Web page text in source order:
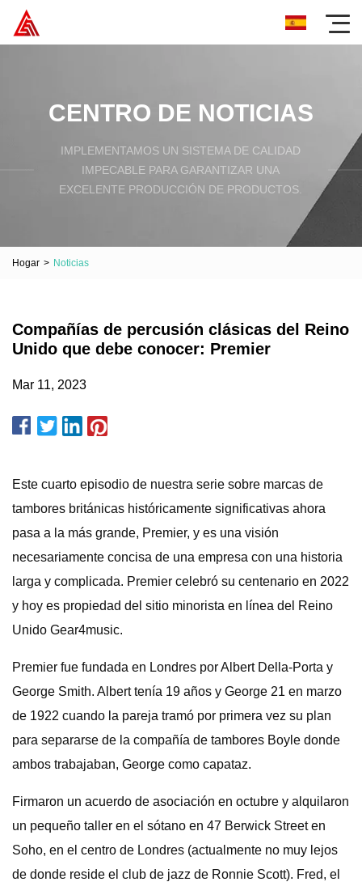
CENTRO DE NOTICIAS
IMPLEMENTAMOS UN SISTEMA DE CALIDAD
IMPECABLE PARA GARANTIZAR UNA
EXCELENTE PRODUCCIÓN DE PRODUCTOS.
Hogar > Noticias
Compañías de percusión clásicas del Reino
Unido que debe conocer: Premier
Mar 11, 2023
Este cuarto episodio de nuestra serie sobre marcas de
tambores británicas históricamente significativas ahora
pasa a la más grande, Premier, y es una visión
necesariamente concisa de una empresa con una historia
larga y complicada. Premier celebró su centenario en 2022
y hoy es propiedad del sitio minorista en línea del Reino
Unido Gear4music.
Premier fue fundada en Londres por Albert Della-Porta y
George Smith. Albert tenía 19 años y George 21 en marzo
de 1922 cuando la pareja tramó por primera vez su plan
para separarse de la compañía de tambores Boyle donde
ambos trabajaban, George como capataz.
Firmaron un acuerdo de asociación en octubre y alquilaron
un pequeño taller en el sótano en 47 Berwick Street en
Soho, en el centro de Londres (actualmente no muy lejos
de donde reside el club de jazz de Ronnie Scott). Fred, el